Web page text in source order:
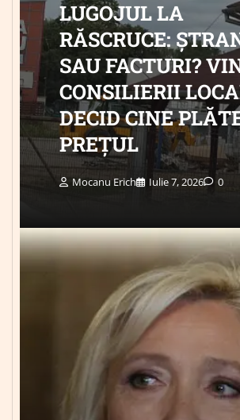
LUGOJUL LA
RĂSCRUCE:
SAU FACTURI?
CONSILIERII
DECID CINE
PREȚUL
Mocanu Erich Iulie 7, 2026 0